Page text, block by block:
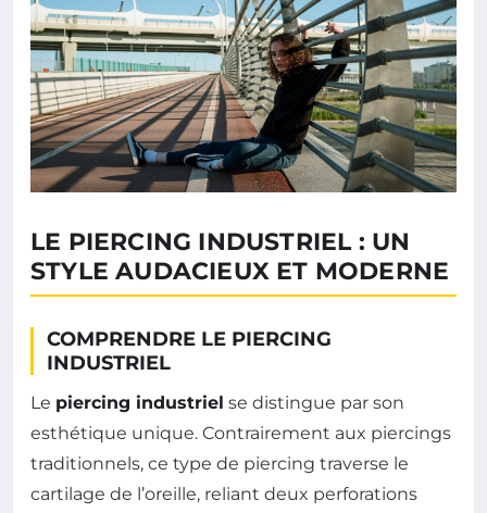
LE PIERCING INDUSTRIEL : UN
STYLE AUDACIEUX ET MODERNE
COMPRENDRE LE PIERCING
INDUSTRIEL
Le piercing industriel se distingue par son
esthétique unique. Contrairement aux piercings
traditionnels, ce type de piercing traverse le
cartilage de l’oreille, reliant deux perforations